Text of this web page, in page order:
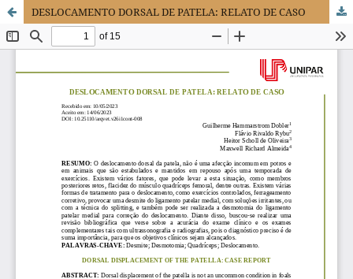
DESLOCAMENTO DORSAL DE PATELA: RELATO DE CASO